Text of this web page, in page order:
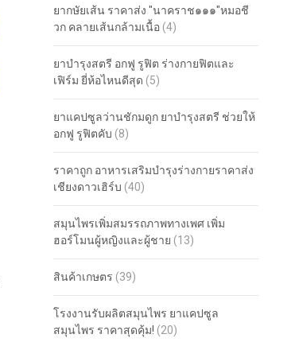
ยากษัยเส้น ราคาส่ง "นาคราช๑๑๑"หมอชี
วก คลายเส้นกล้ามเนื้อ (4)
ยาบำรุงสตรี อกฟู รูฟิต ร่างกายฟิตและ
เฟิร์ม ยี่ห้อไหนดีสุด (5)
ยาแคปซูลว่านชักมดูก ยาบำรุงสตรี ช่วยให้
อกฟู รูฟิตคับ (8)
ราคาถูก อาหารเสริมบำรุงร่างกายราคาส่ง
เชียงดาวเฮิร์บ (40)
สมุนไพรเพิ่มสมรรถภาพทางเพศ เพิ่ม
ฮอร์โมนผู้หญิงและผู้ชาย (13)
สินค้าเกษตร (39)
โรงงานรับผลิตสมุนไพร ยาแคปซูล
สมุนไพร ราคาสุดคุ้ม! (20)